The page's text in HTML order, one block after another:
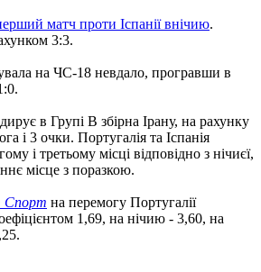
матч проти Іспанії внічию.
3:3.
на ЧС-18 невдало, програвши в
в Групі В збірна Ірану, на рахунку
і 3 очки. Португалія та Іспанія
і третьому місці відповідно з нічиєї,
місце з поразкою.
Спорт на перемогу Португалії
1,69, на нічию - 3,60, на